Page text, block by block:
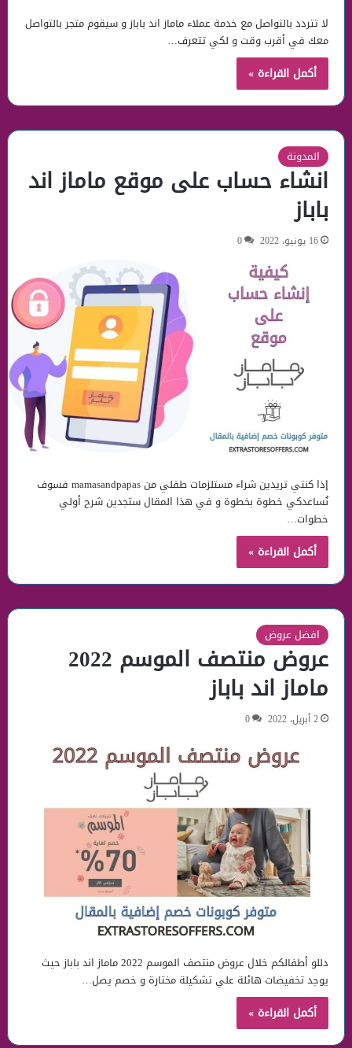
لا تتردد بالتواصل مع خدمة عملاء ماماز اند باباز و سيقوم متجر بالتواصل
معك في أقرب وقت و لكي تتعرف…
أكمل القراءة »
المدونة
انشاء حساب على موقع ماماز اند
باباز
16 يونيو، 2022 0
إذا كنتي تريدين شراء مستلزمات طفلي من mamasandpapas فسوف
نُساعدكي خطوة بخطوة و في هذا المقال ستجدين شرح أولي
خطوات…
أكمل القراءة »
افضل عروض
عروض منتصف الموسم 2022
ماماز اند باباز
2 أبريل، 2022 0
دللو أطفالكم خلال عروض منتصف الموسم 2022 ماماز اند باباز حيث
يوجد تخفيضات هائلة علي تشكيلة مختارة و خصم يصل…
أكمل القراءة »